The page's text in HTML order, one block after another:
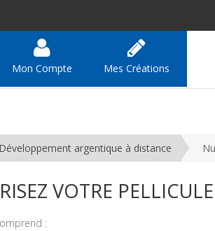
Mon Compte Mes Créations
Développement argentique à distance
VOTRE PELLICULE
: